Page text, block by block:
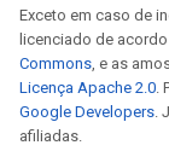
Exceto em caso de
licenciado de
Commons, e as
Licença Apache 2.0.
Google Developers.
afiliadas.